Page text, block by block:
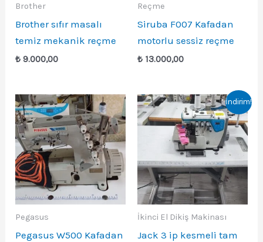
Brother
Brother sıfır masalı
temiz mekanik reçme
₺ 9.000,00
Reçme
Siruba F007 Kafadan
motorlu sessiz reçme
₺ 13.000,00
Pegasus
Pegasus W500 Kafadan
İndirim!
İkinci El Dikiş Makinası
Jack 3 ip kesmeli tam